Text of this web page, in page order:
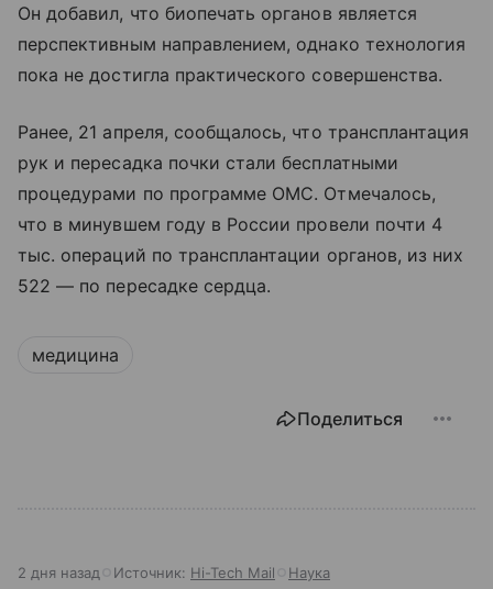
Он добавил, что биопечать органов является
перспективным направлением, однако технология
пока не достигла практического совершенства.
Ранее, 21 апреля, сообщалось, что трансплантация
рук и пересадка почки стали бесплатными
процедурами по программе ОМС. Отмечалось,
что в минувшем году в России провели почти 4
тыс. операций по трансплантации органов, из них
522 — по пересадке сердца.
медицина
Поделиться
2 дня назад Источник: Hi-Tech Mail Наука